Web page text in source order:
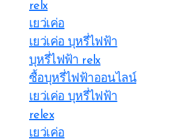
relx
เยว่เค่อ
เยว่เค่อ บุหรี่ไฟฟ้า
บุหรี่ไฟฟ้า relx
ซื้อบุหรี่ไฟฟ้าออนไลน์
เยว่เค่อ บุหรี่ไฟฟ้า
relex
เยว่เค่อ